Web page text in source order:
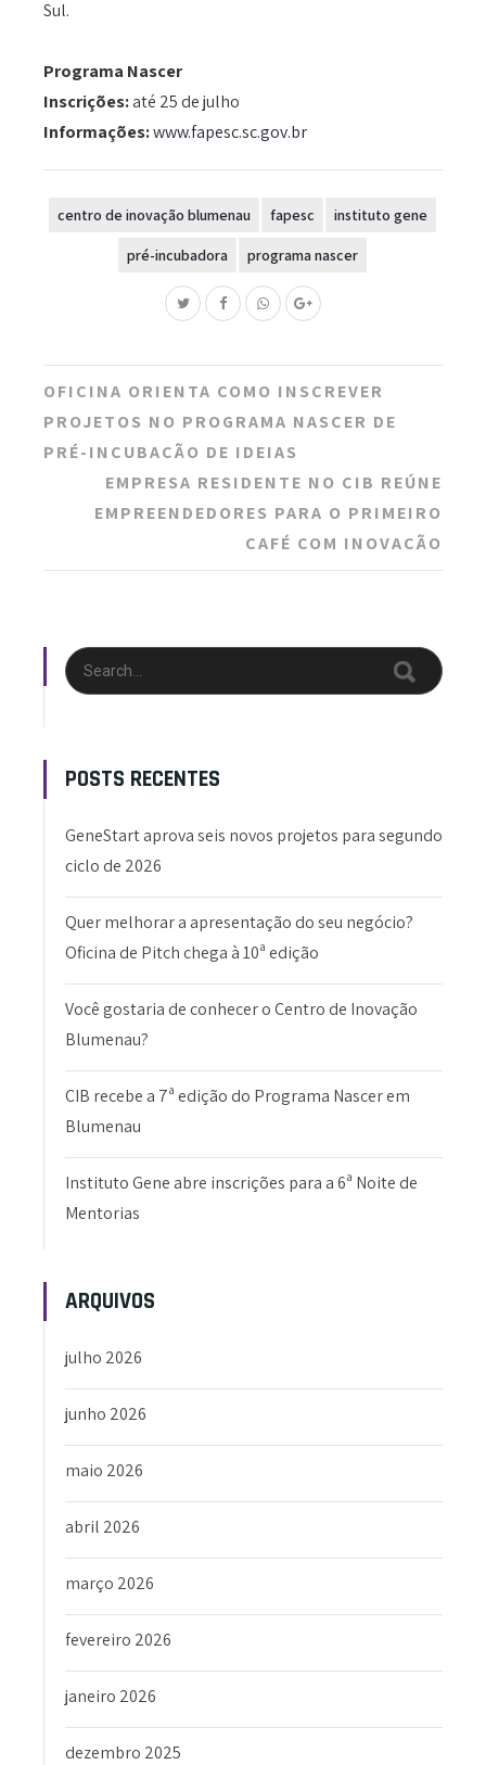
Sul.
Programa Nascer
Inscrições:até 25 de julho
Informações:www.fapesc.sc.gov.br
centro de inovação blumenau fapesc instituto gene
pré-incubadora programa nascer
Post
navigation
OFICINA ORIENTA COMO INSCREVER
PROJETOS NO PROGRAMA NASCER DE
PRÉ-INCUBAÇÃO DE IDEIAS
EMPRESA RESIDENTE NO CIB REÚNE
EMPREENDEDORES PARA O PRIMEIRO
CAFÉ COM INOVAÇÃO
POSTS RECENTES
GeneStart aprova seis novos projetos para segundo
ciclo de 2026
Quer melhorar a apresentação do seu negócio?
Oficina de Pitch chega à 10ª edição
Você gostaria de conhecer o Centro de Inovação
Blumenau?
CIB recebe a 7ª edição do Programa Nascer em
Blumenau
Instituto Gene abre inscrições para a 6ª Noite de
Mentorias
ARQUIVOS
julho 2026
junho 2026
maio 2026
abril 2026
março 2026
fevereiro 2026
janeiro 2026
dezembro 2025